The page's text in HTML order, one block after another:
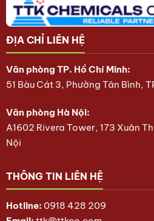
ĐỊA CHỈ LIÊN HỆ
Văn phòng TP. Hồ Chí Minh:
51 Bàu Cát 3, Phường Tân Bình,
Văn phòng Hà Nội:
A1602 Rivera Tower, 173 Xuân
Nội
THÔNG TIN LIÊN HỆ
Hotline: 0918 428 209